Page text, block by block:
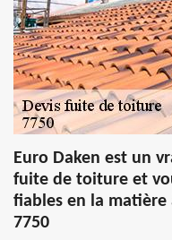
Euro Daken est un
fuite de toiture et
fiables en la
7750